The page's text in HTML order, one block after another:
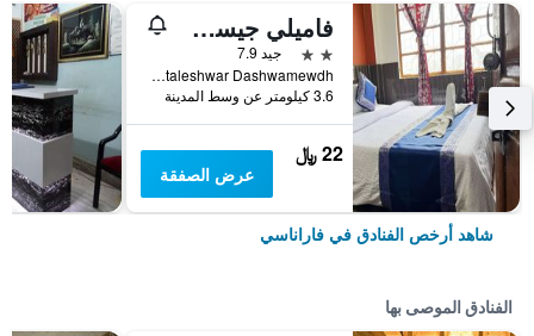
فاميلي جيست هاوس
2 نجمتين
جيد 7.9
D 32/72 Pataleshwar Dashwamewdh, فاراناسي, الهند
3.6 كيلومتر عن وسط المدينة
22 ﷼
عرض الصفقة
شاهد أرخص الفنادق في فاراناسي
الفنادق الموصى بها